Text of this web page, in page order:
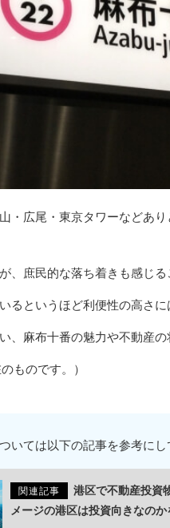
・広尾・東京タワーなどあ
庶民的な落ち着きも感じる
というほど利便性の高さに
麻布十番の魅力や不動産の
ものです。）
いては以下の記事を参考にし
関連記事
港区で不動産投資
メージの港区は投資向きなの